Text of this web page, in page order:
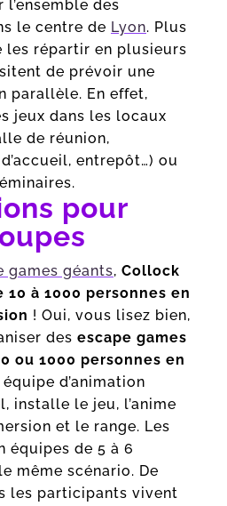
des
le centre de Lyon. Plus
les répartir en plusieurs
de prévoir une
parallèle. En effet,
jeux dans les locaux
de réunion,
entrepôt…) ou
pour
games géants, Collock
à 1000 personnes en
! Oui, vous lisez bien,
des escape games
ou 1000 personnes en
équipe d’animation
installe le jeu, l’anime
et le range. Les
équipes de 5 à 6
même scénario. De
les participants vivent